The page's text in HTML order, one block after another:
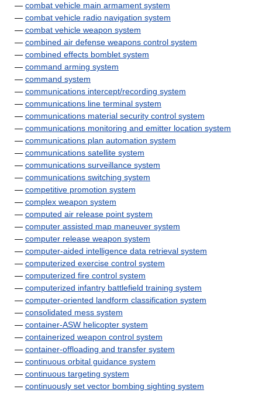
— combat vehicle main armament system
— combat vehicle radio navigation system
— combat vehicle weapon system
— combined air defense weapons control system
— combined effects bomblet system
— command arming system
— command system
— communications intercept/recording system
— communications line terminal system
— communications material security control system
— communications monitoring and emitter location system
— communications plan automation system
— communications satellite system
— communications surveillance system
— communications switching system
— competitive promotion system
— complex weapon system
— computed air release point system
— computer assisted map maneuver system
— computer release weapon system
— computer-aided intelligence data retrieval system
— computerized exercise control system
— computerized fire control system
— computerized infantry battlefield training system
— computer-oriented landform classification system
— consolidated mess system
— container-ASW helicopter system
— containerized weapon control system
— container-offloading and transfer system
— continuous orbital guidance system
— continuous targeting system
— continuously set vector bombing sighting system